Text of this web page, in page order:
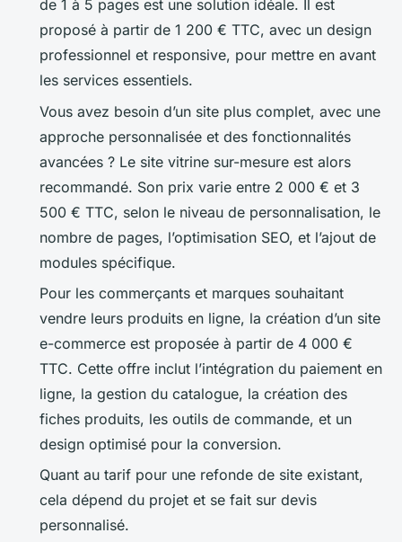
de 1 à 5 pages est une solution idéale. Il est
proposé à partir de 1 200 € TTC, avec un design
professionnel et responsive, pour mettre en avant
les services essentiels.
Vous avez besoin d’un site plus complet, avec une
approche personnalisée et des fonctionnalités
avancées ? Le site vitrine sur-mesure est alors
recommandé. Son prix varie entre 2 000 € et 3
500 € TTC, selon le niveau de personnalisation, le
nombre de pages, l’optimisation SEO, et l’ajout de
modules spécifique.
Pour les commerçants et marques souhaitant
vendre leurs produits en ligne, la création d’un site
e-commerce est proposée à partir de 4 000 €
TTC. Cette offre inclut l’intégration du paiement en
ligne, la gestion du catalogue, la création des
fiches produits, les outils de commande, et un
design optimisé pour la conversion.
Quant au tarif pour une refonde de site existant,
cela dépend du projet et se fait sur devis
personnalisé.